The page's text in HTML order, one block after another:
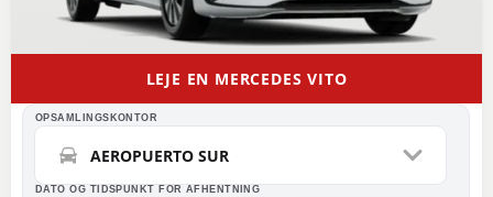
LEJE EN MERCEDES VITO
OPSAMLINGSKONTOR
AEROPUERTO SUR
DATO OG TIDSPUNKT FOR AFHENTNING